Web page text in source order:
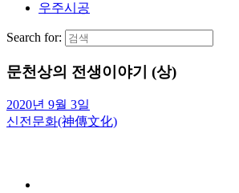
우주시공
Search for:
문천상의 전생이야기 (상)
2020년 9월 3일
신전문화(神傳文化)